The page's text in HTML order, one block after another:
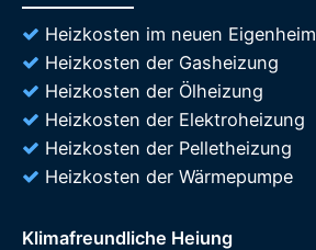
85%
Heizkosten im neuen Eigenheim
Heizkosten der Gasheizung
Heizkosten der Ölheizung
Heizkosten der Elektroheizung
Heizkosten der Pelletheizung
Heizkosten der Wärmepumpe
Klimafreundliche Heiung